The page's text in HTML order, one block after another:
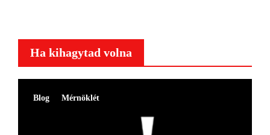
Ha kihagytad volna
Blog Mérnöklét